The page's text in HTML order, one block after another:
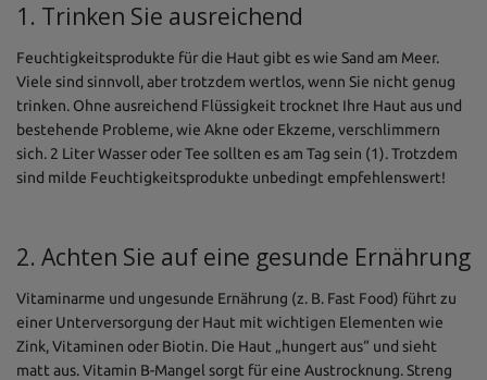
1. Trinken Sie ausreichend
Feuchtigkeitsprodukte für die Haut gibt es wie Sand am Meer.
Viele sind sinnvoll, aber trotzdem wertlos, wenn Sie nicht genug
trinken. Ohne ausreichend Flüssigkeit trocknet Ihre Haut aus und
bestehende Probleme, wie Akne oder Ekzeme, verschlimmern
sich. 2 Liter Wasser oder Tee sollten es am Tag sein (1). Trotzdem
sind milde Feuchtigkeitsprodukte unbedingt empfehlenswert!
2. Achten Sie auf eine gesunde Ernährung
Vitaminarme und ungesunde Ernährung (z. B. Fast Food) führt zu
einer Unterversorgung der Haut mit wichtigen Elementen wie
Zink, Vitaminen oder Biotin. Die Haut „hungert aus“ und sieht
matt aus. Vitamin B-Mangel sorgt für eine Austrocknung. Streng